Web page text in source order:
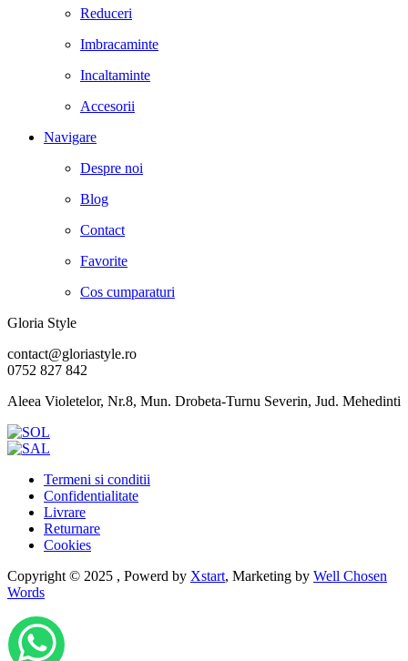
Reduceri
Imbracaminte
Incaltaminte
Accesorii
Navigare
Despre noi
Blog
Contact
Favorite
Cos cumparaturi
Gloria Style
contact@gloriastyle.ro
0752 827 842
Aleea Violetelor, Nr.8, Mun. Drobeta-Turnu Severin, Jud. Mehedinti
Termeni si conditii
Confidentialitate
Livrare
Returnare
Cookies
Copyright © 2025 , Powerd by Xstart, Marketing by Well Chosen
Words